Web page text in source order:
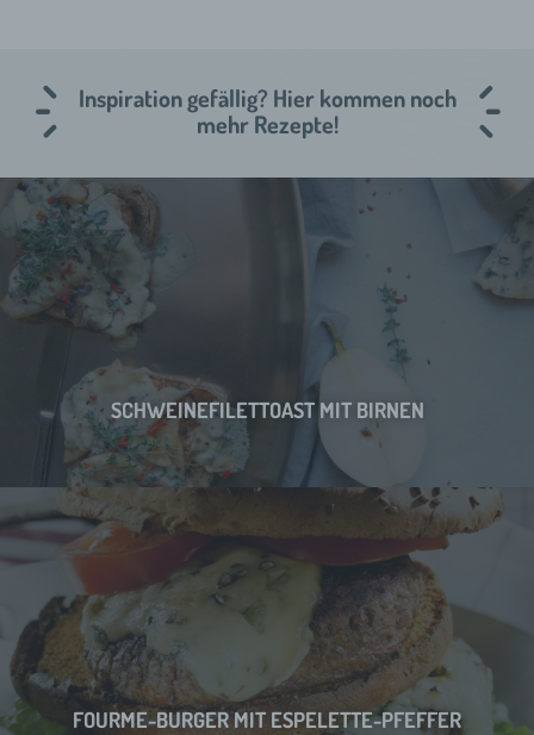
Inspiration gefällig? Hier kommen noch
mehr Rezepte!
SCHWEINEFILETTOAST MIT BIRNEN
FOURME-BURGER MIT ESPELETTE-PFEFFER